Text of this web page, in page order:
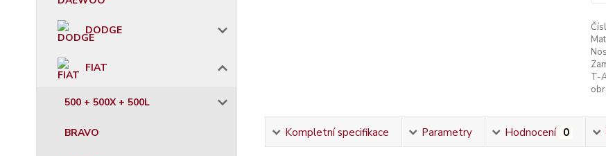
DODGE
FIAT
500 + 500X + 500L
BRAVO
T-
Kompletní specifikace Parametry Hodnocení 0